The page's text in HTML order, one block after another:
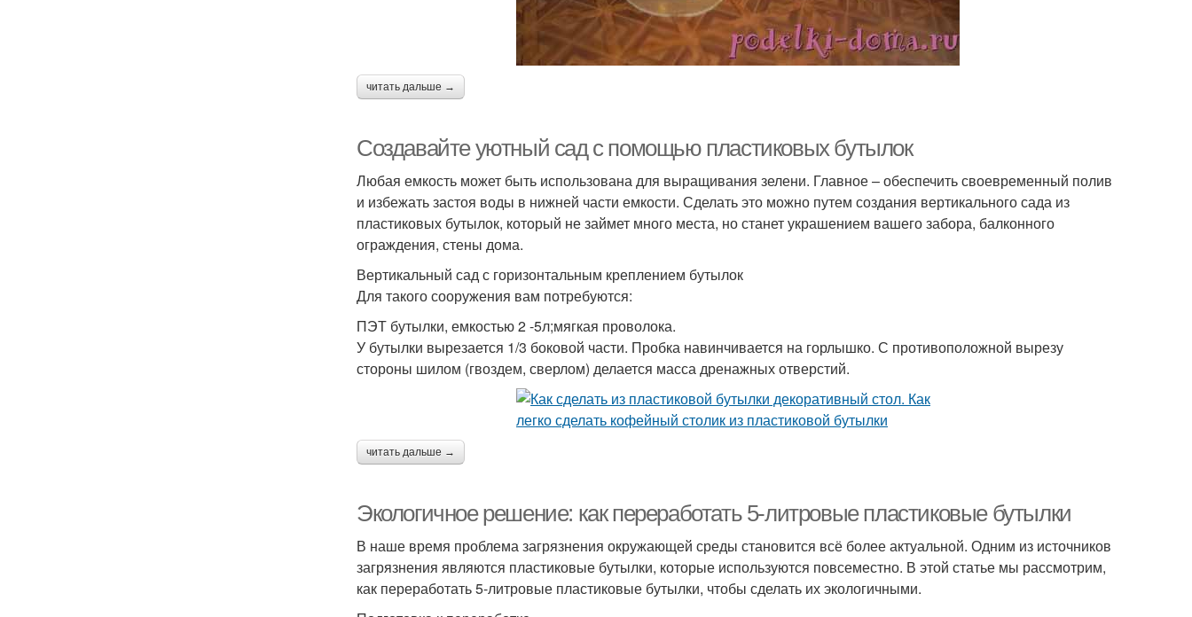
читать дальше →
Создавайте уютный сад с помощью пластиковых бутылок
Любая емкость может быть использована для выращивания зелени. Главное – обеспечить своевременный полив
и избежать застоя воды в нижней части емкости. Сделать это можно путем создания вертикального сада из
пластиковых бутылок, который не займет много места, но станет украшением вашего забора, балконного
ограждения, стены дома.
Вертикальный сад с горизонтальным креплением бутылок
Для такого сооружения вам потребуются:
ПЭТ бутылки, емкостью 2 -5л;мягкая проволока.
У бутылки вырезается 1/3 боковой части. Пробка навинчивается на горлышко. С противоположной вырезу
стороны шилом (гвоздем, сверлом) делается масса дренажных отверстий.
читать дальше →
Экологичное решение: как переработать 5-литровые пластиковые бутылки
В наше время проблема загрязнения окружающей среды становится всё более актуальной. Одним из источников
загрязнения являются пластиковые бутылки, которые используются повсеместно. В этой статье мы рассмотрим,
как переработать 5-литровые пластиковые бутылки, чтобы сделать их экологичными.